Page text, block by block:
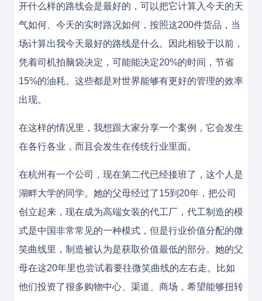
开什么样的路线会是最好的，可以把它计算入今天的天
气如何、今天的实时路况如何，按照这200件货品，当
场计算出我今天最好的路线是什么。因此相较于以前，
凭着司机拍脑袋决定，可能能决定20%的时间，节省
15%的油耗。这些都是对世界能够有更好的管理的效率
出现。
在这样的情况里，我想跟大家分享一个案例，它会发生
在各行各业，而且会发生在传统行业里面。
在杭州有一个公司，现在第二代已经接班了，这个人是
湖畔大学的同学。她的父母经过了15到20年，把公司
创立起来，现在成为高端女装的代工厂，代工制造的模
式是中国非常常见的一种模式，但是行业价值分配的微
笑曲线里，制造被认为是获取价值最低的部分。她的父
母在这20年里也尝试着要往微笑曲线的左右走。比如
他们投资了很多购物中心、渠道、商场，希望能够扭转